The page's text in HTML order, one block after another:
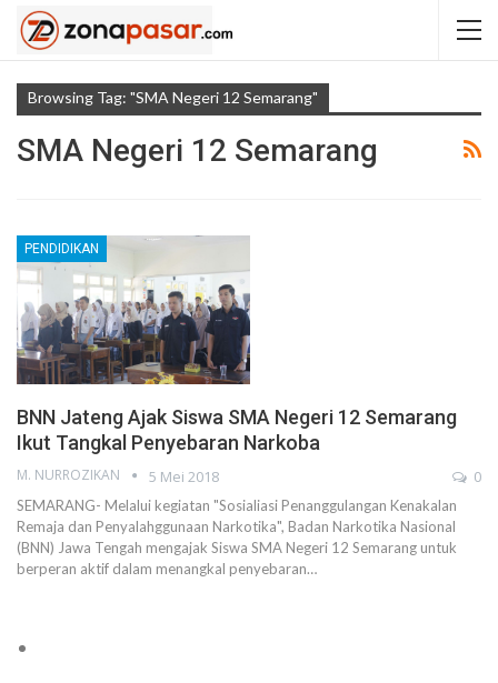
Browsing Tag: "SMA Negeri 12 Semarang"
SMA Negeri 12 Semarang
PENDIDIKAN
BNN Jateng Ajak Siswa SMA Negeri 12 Semarang
Ikut Tangkal Penyebaran Narkoba
M. NURROZIKAN 5 Mei 2018 0
SEMARANG- Melalui kegiatan "Sosialiasi Penanggulangan Kenakalan
Remaja dan Penyalahggunaan Narkotika", Badan Narkotika Nasional
(BNN) Jawa Tengah mengajak Siswa SMA Negeri 12 Semarang untuk
berperan aktif dalam menangkal penyebaran…